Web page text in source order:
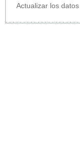
Actualizar los datos